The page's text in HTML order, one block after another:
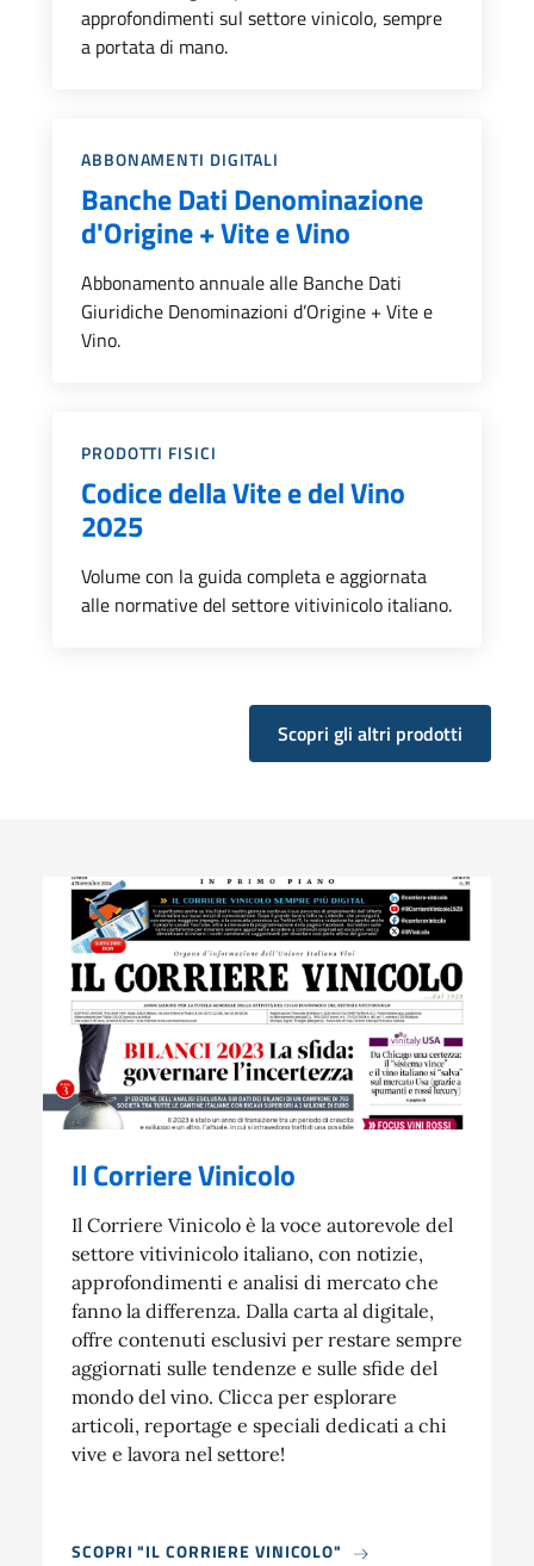
approfondimenti sul settore vinicolo, sempre
a portata di mano.
Categoria::
ABBONAMENTI DIGITALI
Banche Dati Denominazione
d'Origine + Vite e Vino
Abbonamento annuale alle Banche Dati
Giuridiche Denominazioni d’Origine + Vite e
Vino.
Categoria::
PRODOTTI FISICI
Codice della Vite e del Vino
2025
Volume con la guida completa e aggiornata
alle normative del settore vitivinicolo italiano.
Scopri gli altri prodotti
Il Corriere Vinicolo
Il Corriere Vinicolo è la voce autorevole del
settore vitivinicolo italiano, con notizie,
approfondimenti e analisi di mercato che
fanno la differenza. Dalla carta al digitale,
offre contenuti esclusivi per restare sempre
aggiornati sulle tendenze e sulle sfide del
mondo del vino. Clicca per esplorare
articoli, reportage e speciali dedicati a chi
vive e lavora nel settore!
SCOPRI "IL CORRIERE VINICOLO"